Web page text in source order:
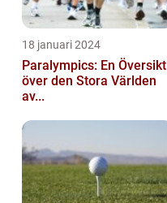
18 januari 2024
Paralympics: En Översikt
över den Stora Världen
av...